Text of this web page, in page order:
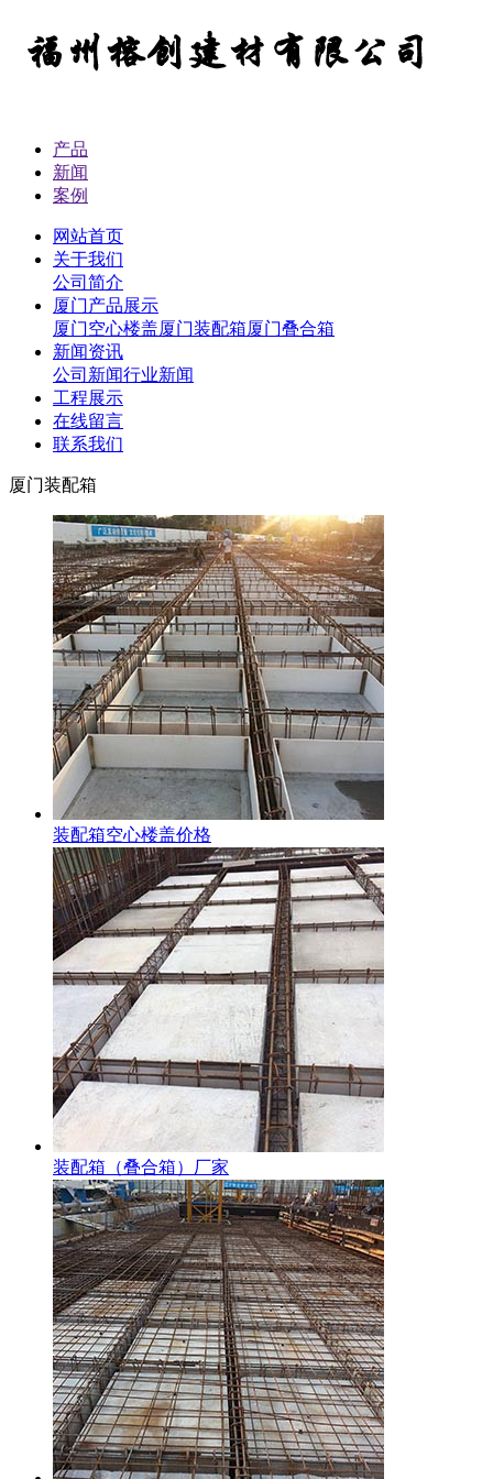
产品
新闻
案例
网站首页
关于我们
公司简介
厦门产品展示
厦门空心楼盖厦门装配箱厦门叠合箱
新闻资讯
公司新闻行业新闻
工程展示
在线留言
联系我们
厦门装配箱
装配箱空心楼盖价格
装配箱（叠合箱）厂家